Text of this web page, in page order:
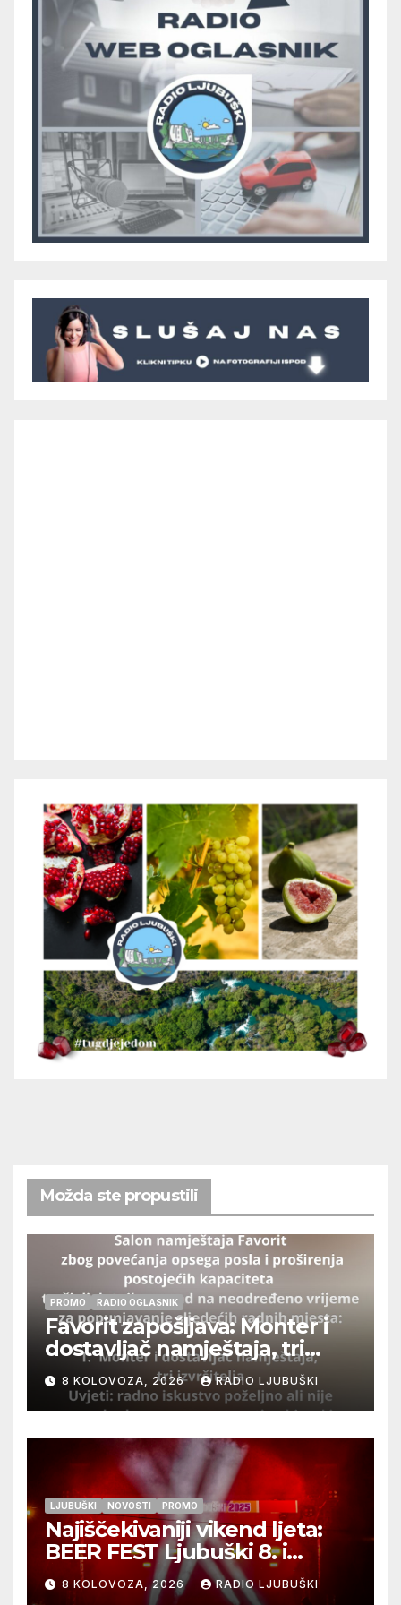
Možda ste propustili
PROMO RADIO OGLASNIK
Favorit zapošljava: Monter i
dostavljač namještaja, tri
izvršitelja
8 KOLOVOZA, 2026 RADIO LJUBUŠKI
LJUBUŠKI NOVOSTI PROMO
Najiščekivaniji vikend ljeta:
BEER FEST Ljubuški 8. i
9.kolovoza
8 KOLOVOZA, 2026 RADIO LJUBUŠKI